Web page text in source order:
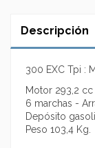
Descripción
300 EXC Tpi :
Motor 293,2 cc
6 marchas -
Depósito
Peso 103,4 Kg.